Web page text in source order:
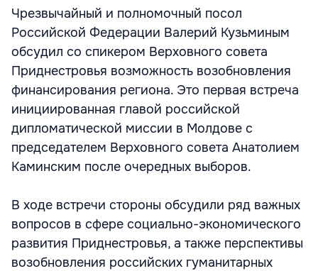
Чрезвычайный и полномочный посол
Российской Федерации Валерий Кузьминым
обсудил со спикером Верховного совета
Приднестровья возможность возобновления
финансирования региона. Это первая встреча
инициированная главой российской
дипломатической миссии в Молдове с
председателем Верховного совета Анатолием
Каминским после очередных выборов.
В ходе встречи стороны обсудили ряд важных
вопросов в сфере социально-экономического
развития Приднестровья, а также перспективы
возобновления российских гуманитарных